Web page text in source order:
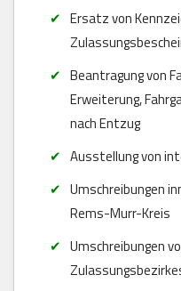
Ersatz von
Beantragung von
Erweiterung,
nach Entzug
Ausstellung von
Umschreibungen
Rems-Murr-Kreis
Umschreibungen